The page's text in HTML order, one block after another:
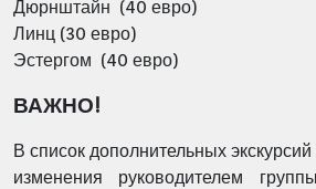
Дюрнштайн (40 евро)
Линц (30 евро)
Эстергом (40 евро)
ВАЖНО!
В список дополнительных
изменения руководителем